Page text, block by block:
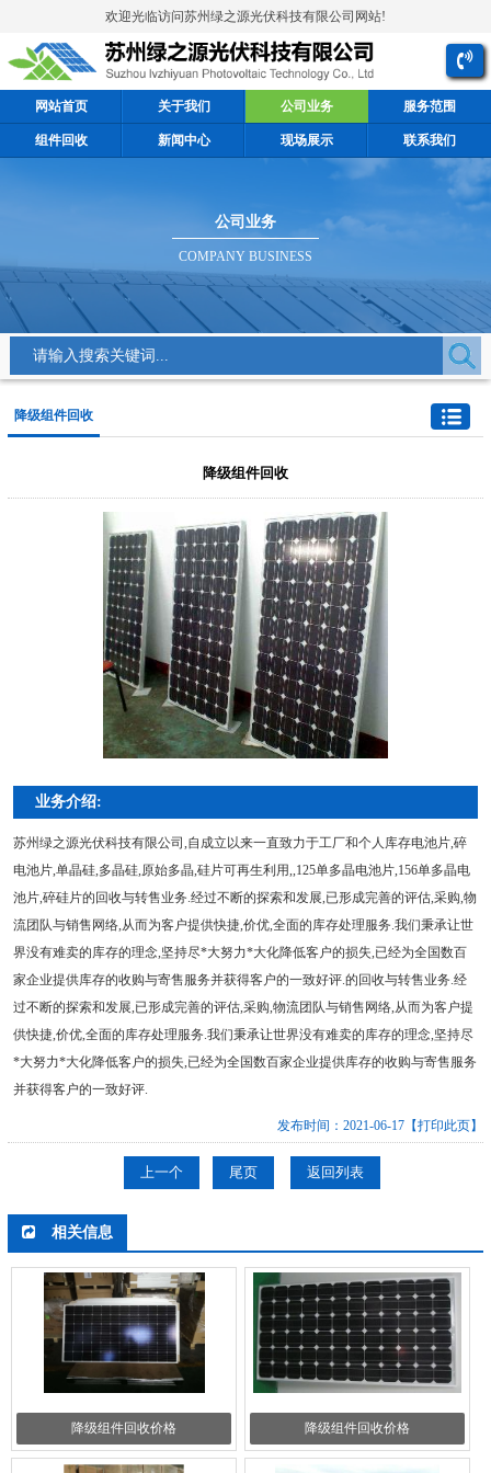
欢迎光临访问苏州绿之源光伏科技有限公司网站!
网站首页 关于我们 公司业务 服务范围
组件回收 新闻中心 现场展示 联系我们
公司业务
COMPANY BUSINESS
降级组件回收
降级组件回收
业务介绍:
苏州绿之源光伏科技有限公司,自成立以来一直致力于工厂和个人库存电池片,碎
电池片,单晶硅,多晶硅,原始多晶,硅片可再生利用,,125单多晶电池片,156单多晶电
池片,碎硅片的回收与转售业务.经过不断的探索和发展,已形成完善的评估,采购,物
流团队与销售网络,从而为客户提供快捷,价优,全面的库存处理服务.我们秉承让世
界没有难卖的库存的理念,坚持尽*大努力*大化降低客户的损失,已经为全国数百
家企业提供库存的收购与寄售服务并获得客户的一致好评.的回收与转售业务.经
过不断的探索和发展,已形成完善的评估,采购,物流团队与销售网络,从而为客户提
供快捷,价优,全面的库存处理服务.我们秉承让世界没有难卖的库存的理念,坚持尽
*大努力*大化降低客户的损失,已经为全国数百家企业提供库存的收购与寄售服务
并获得客户的一致好评.
发布时间：2021-06-17 【打印此页】
上一个 尾页 返回列表
相关信息
降级组件回收价格 降级组件回收价格